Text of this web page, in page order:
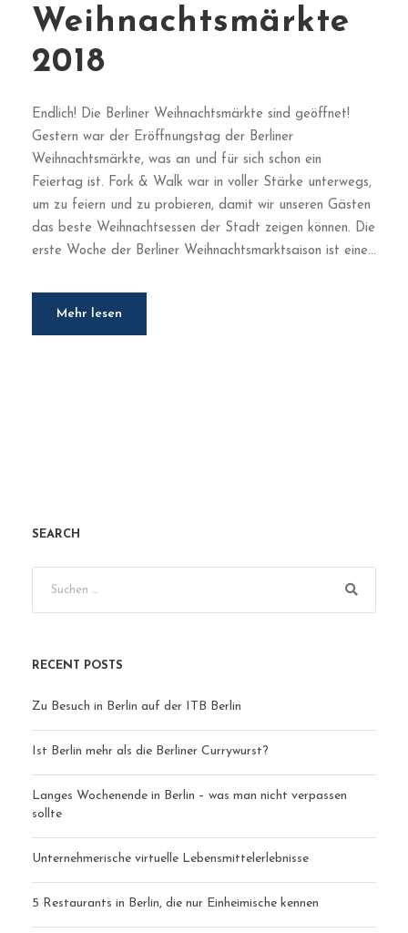
Weihnachtsmärkte
2018
Endlich! Die Berliner Weihnachtsmärkte sind geöffnet!
Gestern war der Eröffnungstag der Berliner
Weihnachtsmärkte, was an und für sich schon ein
Feiertag ist. Fork & Walk war in voller Stärke unterwegs,
um zu feiern und zu probieren, damit wir unseren Gästen
das beste Weihnachtsessen der Stadt zeigen können. Die
erste Woche der Berliner Weihnachtsmarktsaison ist eine...
Mehr lesen
SEARCH
RECENT POSTS
Zu Besuch in Berlin auf der ITB Berlin
Ist Berlin mehr als die Berliner Currywurst?
Langes Wochenende in Berlin – was man nicht verpassen
sollte
Unternehmerische virtuelle Lebensmittelerlebnisse
5 Restaurants in Berlin, die nur Einheimische kennen